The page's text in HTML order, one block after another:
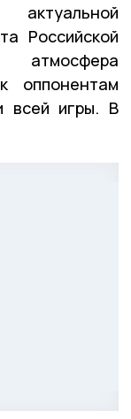
Российской
оппонентам
всей игры. В